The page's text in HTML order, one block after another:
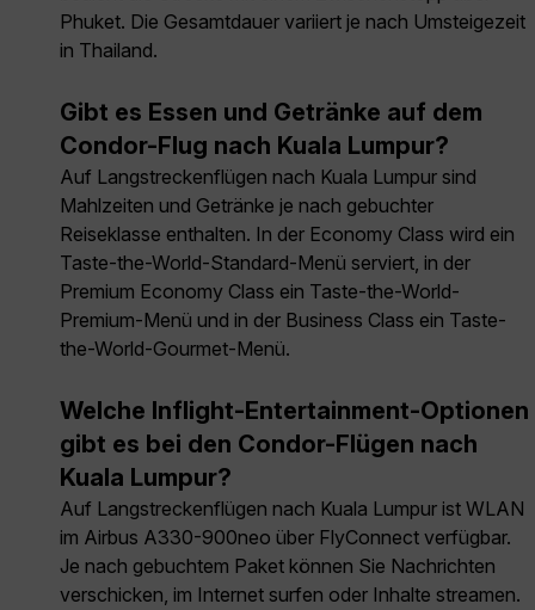
Phuket. Die Gesamtdauer variiert je nach Umsteigezeit
in Thailand.
Gibt es Essen und Getränke auf dem
Condor-Flug nach Kuala Lumpur?
Auf Langstreckenflügen nach Kuala Lumpur sind
Mahlzeiten und Getränke je nach gebuchter
Reiseklasse enthalten. In der Economy Class wird ein
Taste-the-World-Standard-Menü serviert, in der
Premium Economy Class ein Taste-the-World-
Premium-Menü und in der Business Class ein Taste-
the-World-Gourmet-Menü.
Welche Inflight-Entertainment-Optionen
gibt es bei den Condor-Flügen nach
Kuala Lumpur?
Auf Langstreckenflügen nach Kuala Lumpur ist WLAN
im Airbus A330-900neo über FlyConnect verfügbar.
Je nach gebuchtem Paket können Sie Nachrichten
verschicken, im Internet surfen oder Inhalte streamen.